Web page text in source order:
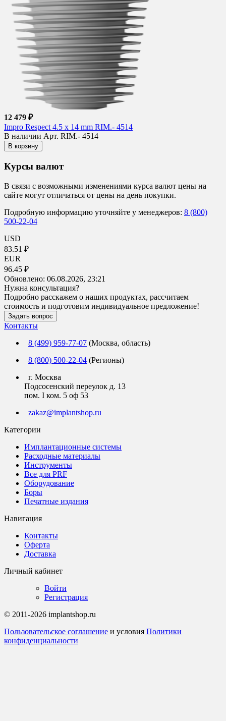
12 479 ₽
Impro Respect 4.5 x 14 mm RIM.- 4514
В наличии Арт. RIM.- 4514
В корзину
Курсы валют
В связи с возможными изменениями курса валют цены на
сайте могут отличаться от цены на день покупки.
Подробную информацию уточняйте у менеджеров: 8 (800)
500-22-04
USD
83.51 ₽
EUR
96.45 ₽
Обновлено: 06.08.2026, 23:21
Нужна консультация?
Подробно расскажем о наших продуктах, рассчитаем
стоимость и подготовим индивидуальное предложение!
Задать вопрос
Контакты
8 (499) 959-77-07 (Москва, область)
8 (800) 500-22-04 (Регионы)
г. Москва
Подсосенский переулок д. 13
пом. I ком. 5 оф 53
zakaz@implantshop.ru
Категории
Имплантационные системы
Расходные материалы
Инструменты
Все для PRF
Оборудование
Боры
Печатные издания
Навигация
Контакты
Оферта
Доставка
Личный кабинет
Войти
Регистрация
© 2011-2026 implantshop.ru
Пользовательское соглашение и условия Политики
конфиденциальности